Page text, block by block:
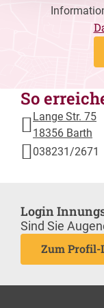
So
Lange Str. 75
18356 Barth
038231/2671
Login
Sind Sie
Zum Profil-